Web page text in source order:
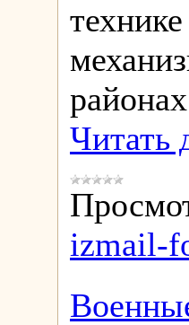
Читать
izmail-